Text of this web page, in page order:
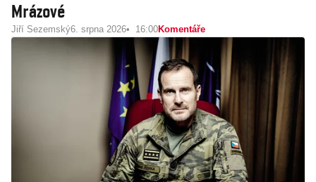
Mrázové
Jiří Sezemský6. srpna 2026 16:00Komentáře